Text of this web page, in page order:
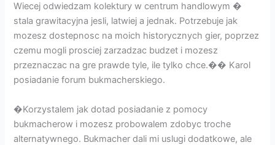
Wiecej odwiedzam kolektury w centrum handlowym �
stala grawitacyjna jesli, latwiej a jednak. Potrzebuje jak
mozesz dostepnosc na moich historycznych gier, poprzez
czemu mogli prosciej zarzadzac budzet i mozesz
przeznaczac na gre prawde tyle, ile tylko chce.�� Karol
posiadanie forum bukmacherskiego.
�Korzystalem jak dotad posiadanie z pomocy
bukmacherow i mozesz probowalem zdobyc troche
alternatywnego. Bukmacher dali mi uslugi dodatkowe, ale